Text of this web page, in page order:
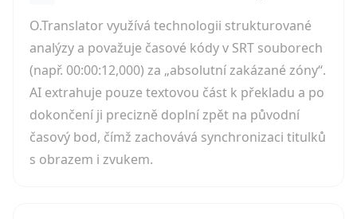
O.Translator využívá technologii strukturované
analýzy a považuje časové kódy v SRT souborech
(např. 00:00:12,000) za „absolutní zakázané zóny“.
AI extrahuje pouze textovou část k překladu a po
dokončení ji precizně doplní zpět na původní
časový bod, čímž zachovává synchronizaci titulků
s obrazem i zvukem.